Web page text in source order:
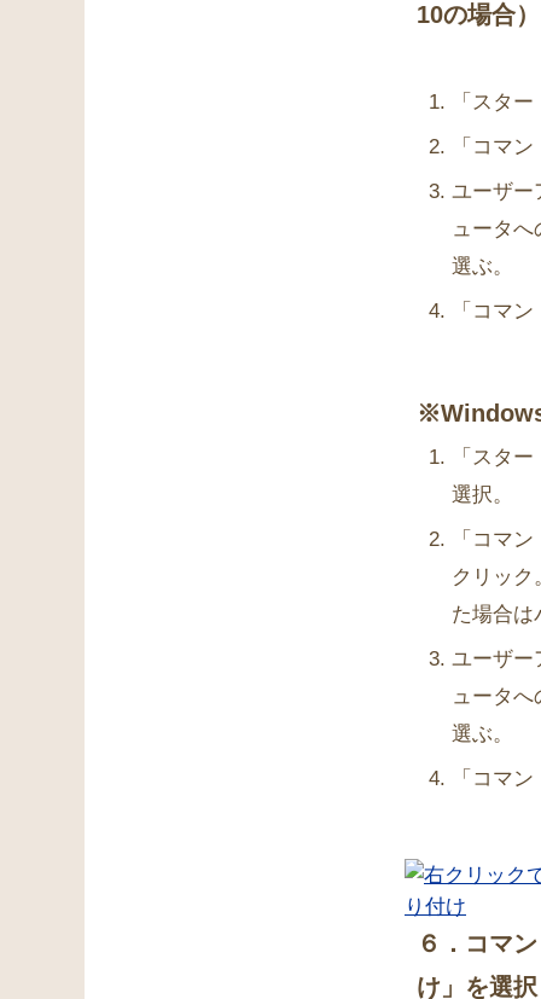
10の場合
「スタ
「コマ
ユーザー
ュータ
選ぶ。
「コマ
「スタ
選択。
「コマ
クリッ
た場合は
ユーザー
ュータ
選ぶ。
「コマ
６．コマ
け」を選